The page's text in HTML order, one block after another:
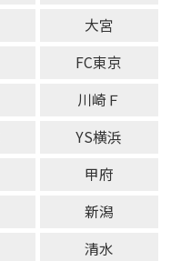
大宮
FC東京
川崎Ｆ
YS横浜
甲府
新潟
清水